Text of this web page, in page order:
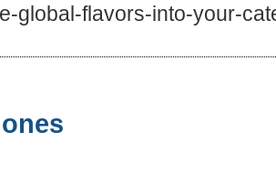
global-flavors-into-your-